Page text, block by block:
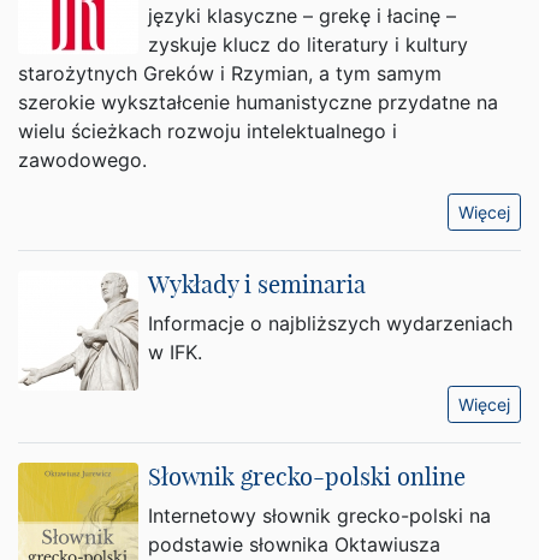
języki klasyczne – grekę i łacinę –
zyskuje klucz do literatury i kultury
starożytnych Greków i Rzymian, a tym samym
szerokie wykształcenie humanistyczne przydatne na
wielu ścieżkach rozwoju intelektualnego i
zawodowego.
Więcej
Wykłady i seminaria
Informacje o najbliższych wydarzeniach
w IFK.
Więcej
Słownik grecko-polski online
Internetowy słownik grecko-polski na
podstawie słownika Oktawiusza